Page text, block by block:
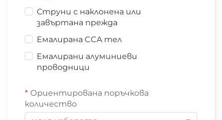
Струни с наклонена или
завъртана прежда
Емалирана CCA тел
Емалирани алуминиеви
проводници
Ориентирована поръчкова
количество